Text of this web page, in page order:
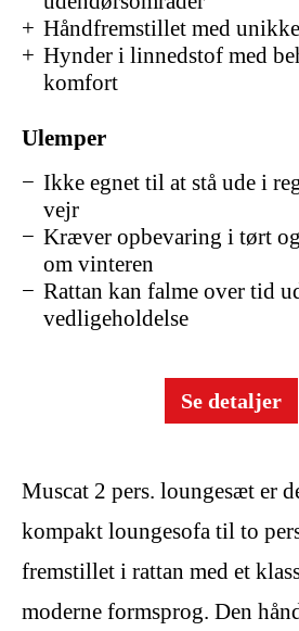
Muscat 2 pers. loungesæt er
kompakt loungesofa til to
fremstillet i rattan med et
moderne formsprog. Den
Håndfremstillet med
Hynder i linnedstof med
komfort
Ulemper
Ikke egnet til at stå ude i
vejr
Kræver opbevaring i tørt
om vinteren
Rattan kan falme over tid
vedligeholdelse
Se detaljer